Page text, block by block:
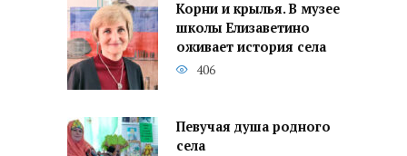
Корни и крылья. В музее
школы Елизаветино
оживает история села
406
Певучая душа родного
села